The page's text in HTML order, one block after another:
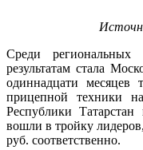
Среди
результатам стала
одиннадцати месяцев
прицепной техники
Республики
вошли в тройку
руб. соответственно.